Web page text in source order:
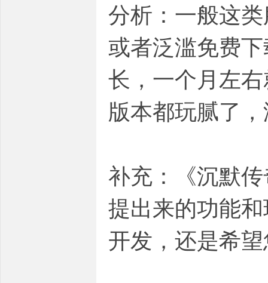
分析：一般这
或者泛滥免费
长，一个月左
版本都玩腻了
补充：《沉默
提出来的功能
开发，还是希